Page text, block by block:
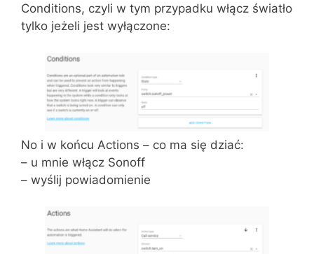
Conditions, czyli w tym przypadku włącz światło
tylko jeżeli jest wyłączone:
No i w końcu Actions – co ma się dziać:
– u mnie włącz Sonoff
– wyślij powiadomienie